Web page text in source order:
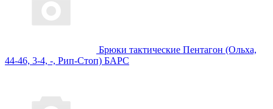
Брюки тактические Пентагон (Ольха,
44-46, 3-4, -, Рип-Стоп) БАРС